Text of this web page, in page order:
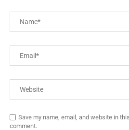
Save my name, email, and website in
comment.